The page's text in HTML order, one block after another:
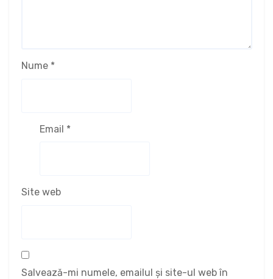
Nume *
Email *
Site web
Salvează-mi numele, emailul și site-ul web în